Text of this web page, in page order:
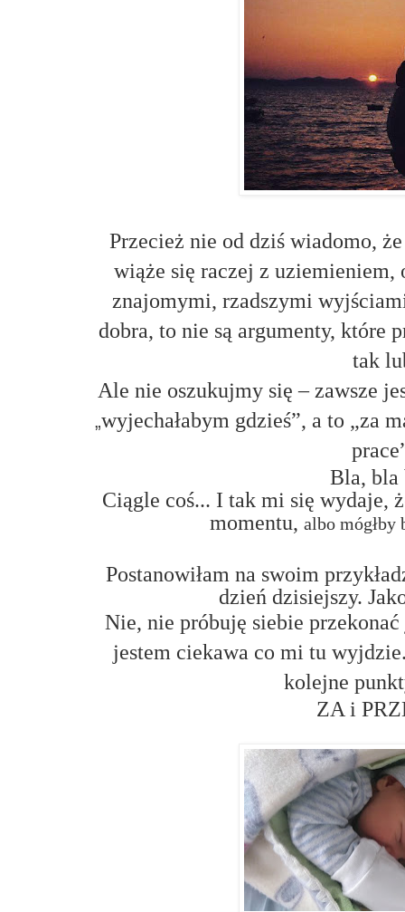
Przecież nie od dziś wiadomo,
wiąże się raczej z
znajomymi, rzadszymi
dobra, to nie są argumenty, które
tak
Ale nie oszukujmy się – zawsze
„wyjechałabym gdzieś”, a to „za
Bla, bla
Ciągle coś... I tak mi się wydaje,
momentu,albo
Postanowiłam na swoim
dzień dzisiejszy.
Nie, nie próbuję siebie
jestem ciekawa co mi tu
kolejne
ZA i